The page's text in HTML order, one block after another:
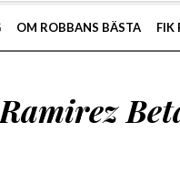
OM ROBBANS BÄSTA FIK